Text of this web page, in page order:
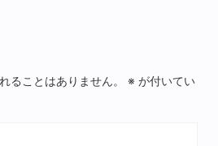
ることはありません。 ※ が付いてい